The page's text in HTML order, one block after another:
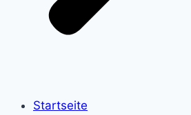
Startseite